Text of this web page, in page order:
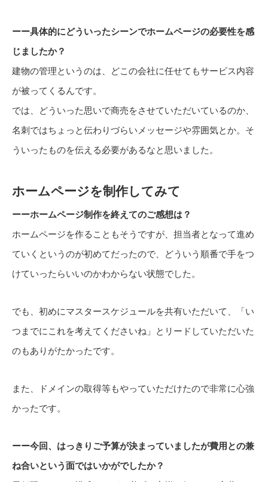
ーー具体的にどういったシーンでホームページの必要性を感
じましたか？
建物の管理というのは、どこの会社に任せてもサービス内容
が被ってくるんです。
では、どういった思いで商売をさせていただいているのか、
名刺ではちょっと伝わりづらいメッセージや雰囲気とか。そ
ういったものを伝える必要があるなと思いました。
ホームページを制作してみて
ーーホームページ制作を終えてのご感想は？
ホームページを作ることもそうですが、担当者となって進め
ていくというのが初めてだったので、どういう順番で手をつ
けていったらいいのかわからない状態でした。
でも、初めにマスタースケジュールを共有いただいて、「い
つまでにこれを考えてくださいね」とリードしていただいた
のもありがたかったです。
また、ドメインの取得等もやっていただけたので非常に心強
かったです。
ーー今回、はっきりご予算が決まっていましたが費用との兼
ね合いという面ではいかがでしたか？